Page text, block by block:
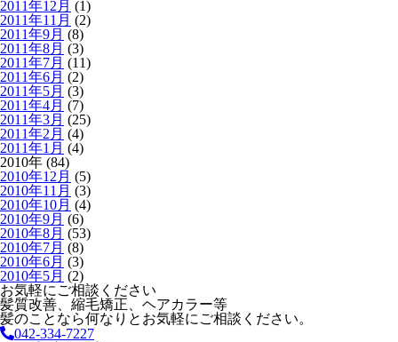
2011年12月 (1)
2011年11月 (2)
2011年9月 (8)
2011年8月 (3)
2011年7月 (11)
2011年6月 (2)
2011年5月 (3)
2011年4月 (7)
2011年3月 (25)
2011年2月 (4)
2011年1月 (4)
2010年 (84)
2010年12月 (5)
2010年11月 (3)
2010年10月 (4)
2010年9月 (6)
2010年8月 (53)
2010年7月 (8)
2010年6月 (3)
2010年5月 (2)
お気軽にご相談ください
髪質改善、縮毛矯正、ヘアカラー等
髪のことなら何なりとお気軽にご相談ください。
042-334-7227